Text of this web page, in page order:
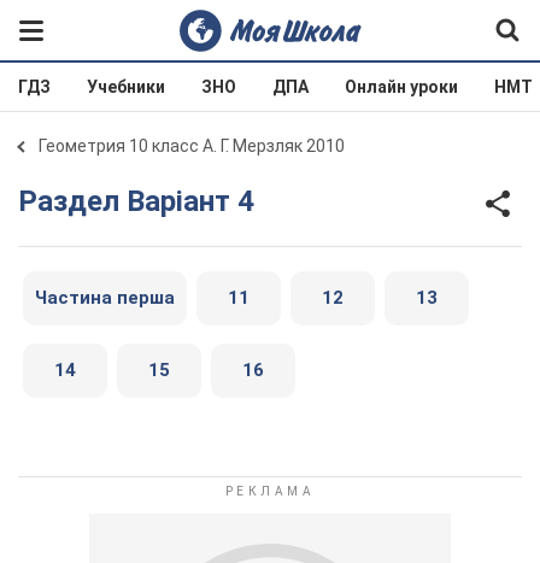
ГДЗ Учебники ЗНО ДПА Онлайн уроки НМТ
Геометрия 10 класс А. Г. Мерзляк 2010
Раздел Варіант 4
Частина перша 11 12 13
14 15 16